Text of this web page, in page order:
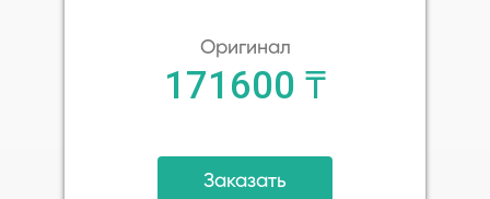
Оригинал
171600 ₸
Заказать